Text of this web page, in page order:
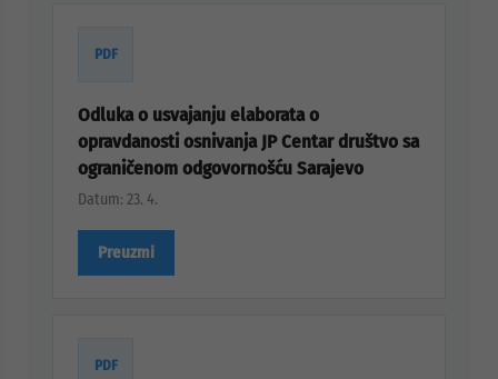
PDF
Odluka o usvajanju elaborata o
opravdanosti osnivanja JP Centar društvo sa
ograničenom odgovornošću Sarajevo
Datum: 23. 4.
Preuzmi
PDF